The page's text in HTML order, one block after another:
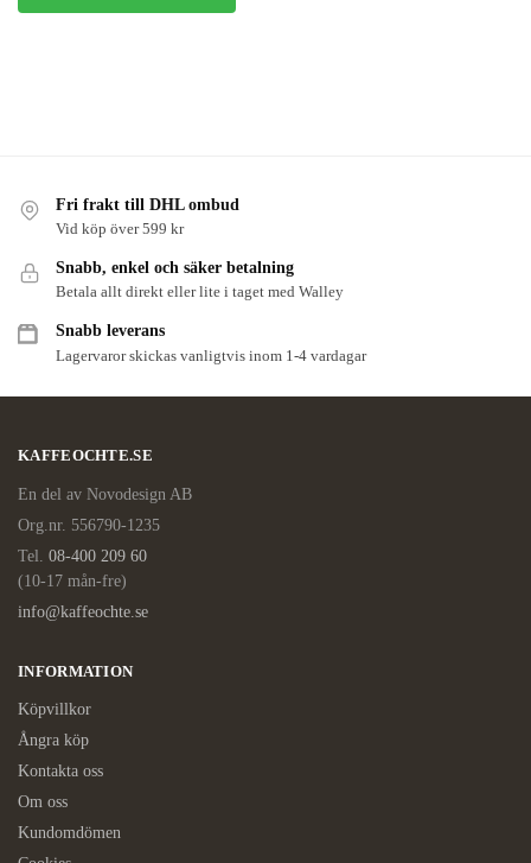
Fri frakt till DHL ombud
Vid köp över 599 kr
Snabb, enkel och säker betalning
Betala allt direkt eller lite i taget med Walley
Snabb leverans
Lagervaror skickas vanligtvis inom 1-4 vardagar
KAFFEOCHTE.SE
En del av Novodesign AB
Org.nr. 556790-1235
Tel. 08-400 209 60
(10-17 mån-fre)
info@kaffeochte.se
INFORMATION
Köpvillkor
Ångra köp
Kontakta oss
Om oss
Kundomdömen